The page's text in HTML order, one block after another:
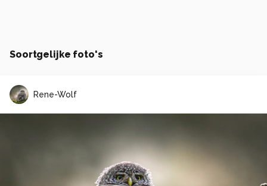
Soortgelijke foto's
Rene-Wolf